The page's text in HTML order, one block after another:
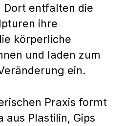
entfalten die
ihre
körperliche
und laden zum
ein.
Praxis formt
aus Plastilin, Gips